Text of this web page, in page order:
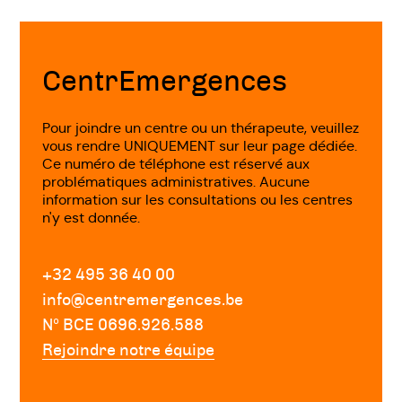
Fin
CentrEmergences
Pour joindre un centre ou un thérapeute, veuillez
vous rendre UNIQUEMENT sur leur page dédiée.
Ce numéro de téléphone est réservé aux
problématiques administratives. Aucune
information sur les consultations ou les centres
n'y est donnée.
+32 495 36 40 00
info@centremergences.be
Nº BCE 0696.926.588
Rejoindre notre équipe